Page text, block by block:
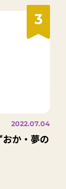
3
2022.07.04
おか・夢の